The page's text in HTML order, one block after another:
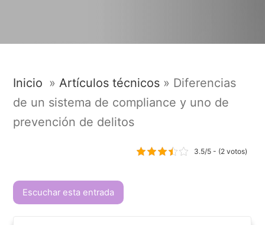
Inicio »Artículos técnicos » Diferencias
de un sistema de compliance y uno de
prevención de delitos
3.5/5 - (2 votos)
Escuchar esta entrada